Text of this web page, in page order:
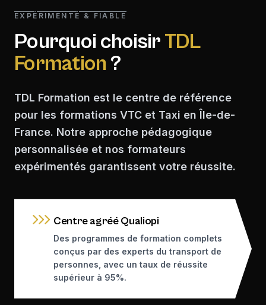
EXPÉRIMENTÉ & FIABLE
Pourquoi choisirTDL
Formation?
TDL Formation est le centre de référence
pour les formations VTC et Taxi en Île-de-
France. Notre approche pédagogique
personnalisée et nos formateurs
expérimentés garantissent votre réussite.
Centre agréé Qualiopi
Des programmes de formation complets
conçus par des experts du transport de
personnes, avec un taux de réussite
supérieur à 95%.